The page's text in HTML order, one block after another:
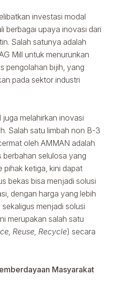
investasi modal
berbagai upaya inovasi dari
Salah satunya adalah
Mill untuk menurunkan
pengolahan bijih, yang
pada sektor industri
melahirkan inovasi
Salah satu limbah non B-3
oleh AMMAN adalah
berbahan selulosa yang
pihak ketiga, kini dapat
bekas bisa menjadi solusi
dengan harga yang lebih
menjadi solusi
merupakan salah satu
Reuse, Recycle) secara
Masyarakat